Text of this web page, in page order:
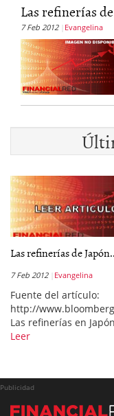
Las refinerías
7 Feb 2012 Evangelina
Las refinerías de
7 Feb 2012 Evangelina
Fuente del artículo:
http://
Las refinerías en
Leer
Publicidad